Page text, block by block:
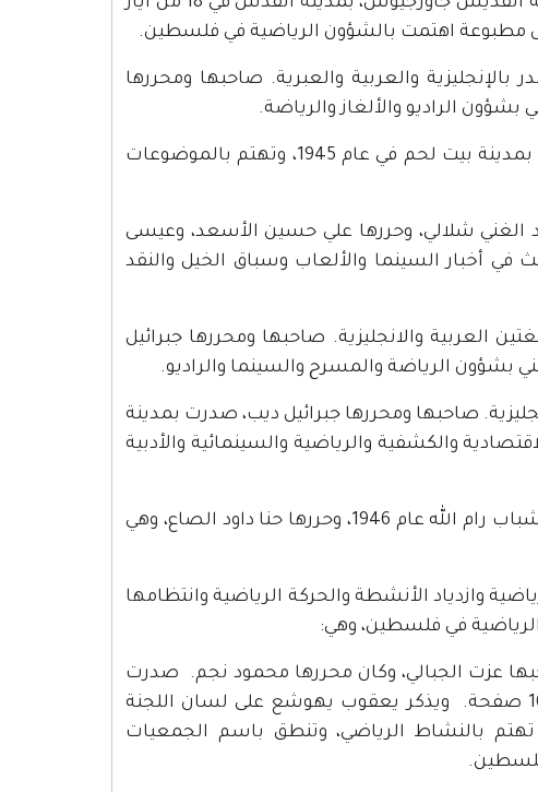
والعربية والعبرية. صاحبها ومحررها
3- مجلة الكشاف: وهي مجلة شهرية، أصدرها يوسف البندك بمدينة بيت لحم في عام 1945، وتهتم بالموضوعات
الغني شلالي، وحررها علي حسين الأسعد، وعيسى
يافا في 16 من آب 1938، وهي تبحث في أخبار السينما والألعاب وسباق الخيل والنقد
العربية والانجليزية. صاحبها ومحررها جبرائيل
صاحبها ومحررها جبرائيل ديب، صدرت بمدينة
بالموضوعات الاقتصادية والكشفية والرياضية والسينمائية والأدبية
7- مجلة مرآة رام الله: وهي جريدة أسبوعيــة، أصدرتها جمعية شباب رام الله عام 1946، وحررها حنا داود الصاع، وهي
وازدياد الأنشطة والحركة الرياضية وانتظامها
في فلسطين، وهي:
عزت الجبالي، وكان محررها محمود نجم. صدرت
بمدينة يافا في 26 من شباط (فبراير) 1946. عدد صفحاتها 16 صفحة. ويذكر يعقوب يهوشع على لسان اللجنة
تهتم بالنشاط الرياضي، وتنطق باسم الجمعيات
فلسطين.